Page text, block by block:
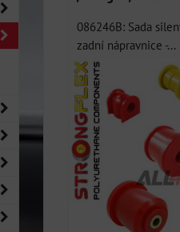
086246B: Sada
zadní nápravnice -...